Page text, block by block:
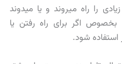
را راه میروند و یا میدوند
بخصوص اگر برای راه رفتن یا
شود.